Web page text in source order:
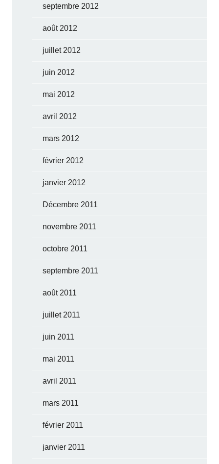
septembre 2012
août 2012
juillet 2012
juin 2012
mai 2012
avril 2012
mars 2012
février 2012
janvier 2012
Décembre 2011
novembre 2011
octobre 2011
septembre 2011
août 2011
juillet 2011
juin 2011
mai 2011
avril 2011
mars 2011
février 2011
janvier 2011